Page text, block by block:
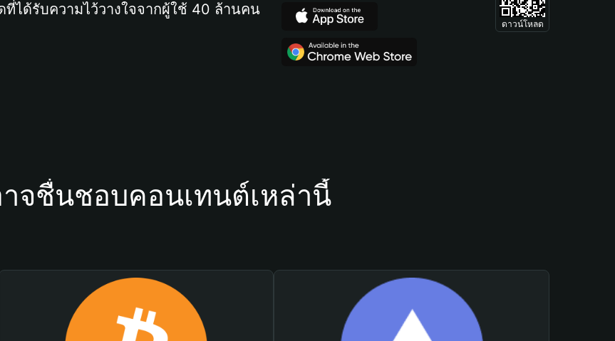
ได้รับความไว้วางใจจากผู้ใช้ 40 ล้านคน
ดาวน์โหลด
จชื่นชอบคอนเทนต์เหล่านี้